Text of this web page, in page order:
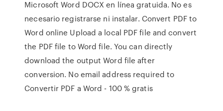
Microsoft Word DOCX en línea gratuida. No es
necesario registrarse ni instalar. Convert PDF to
Word online Upload a local PDF file and convert
the PDF file to Word file. You can directly
download the output Word file after
conversion. No email address required to
Convertir PDF a Word - 100 % gratis